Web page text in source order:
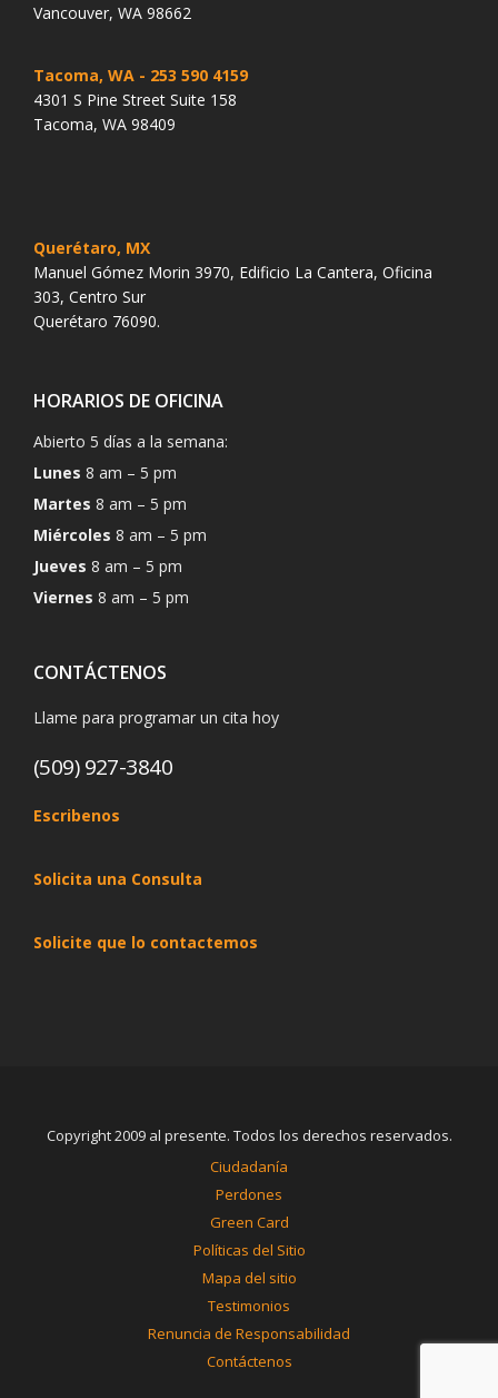
Vancouver, WA 98662
Tacoma, WA - 253 590 4159
4301 S Pine Street Suite 158
Tacoma, WA 98409
Querétaro, MX
Manuel Gómez Morin 3970, Edificio La Cantera, Oficina
303, Centro Sur
Querétaro 76090.
HORARIOS DE OFICINA
Abierto 5 días a la semana:
Lunes 8 am – 5 pm
Martes 8 am – 5 pm
Miércoles 8 am – 5 pm
Jueves 8 am – 5 pm
Viernes 8 am – 5 pm
CONTÁCTENOS
Llame para programar un cita hoy
(509) 927-3840
Escribenos
Solicita una Consulta
Solicite que lo contactemos
Copyright 2009 al presente. Todos los derechos reservados.
Ciudadanía
Perdones
Green Card
Políticas del Sitio
Mapa del sitio
Testimonios
Renuncia de Responsabilidad
Contáctenos